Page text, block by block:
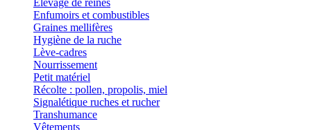
Élevage de reines
Enfumoirs et combustibles
Graines mellifères
Hygiène de la ruche
Lève-cadres
Nourrissement
Petit matériel
Récolte : pollen, propolis, miel
Signalétique ruches et rucher
Transhumance
Vêtements